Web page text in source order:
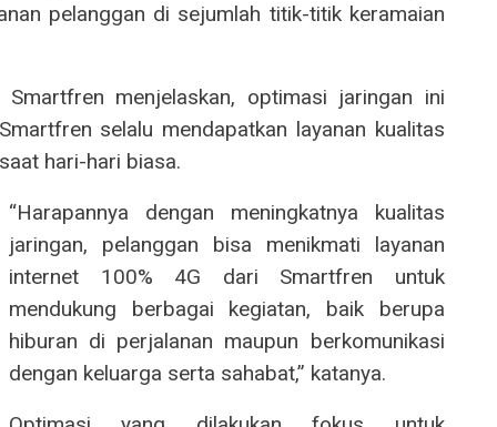
pelanggan di sejumlah titik-titik keramaian
menjelaskan, optimasi jaringan ini
selalu mendapatkan layanan kualitas
hari-hari biasa.
“Harapannya dengan meningkatnya kualitas
jaringan, pelanggan bisa menikmati layanan
internet 100% 4G dari Smartfren untuk
mendukung berbagai kegiatan, baik berupa
hiburan di perjalanan maupun berkomunikasi
dengan keluarga serta sahabat,” katanya.